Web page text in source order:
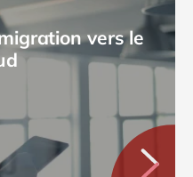
vers le